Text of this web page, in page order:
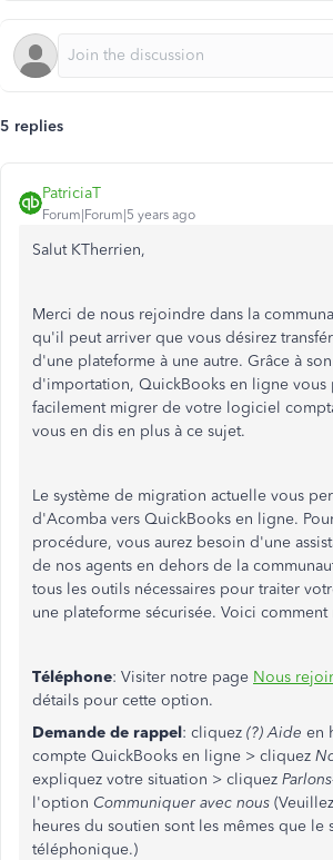
5 replies
PatriciaT
Forum|Forum|5 years ago
Salut KTherrien,
Merci de nous rejoindre dans la
qu'il peut arriver que vous désirez
d'une plateforme à une autre. Grâce à
d'importation, QuickBooks en ligne vous
facilement migrer de votre logiciel
vous en dis en plus à ce sujet.
Le système de migration actuelle vous
d'Acomba vers QuickBooks en ligne.
procédure, vous aurez besoin d'une
de nos agents en dehors de la
tous les outils nécessaires pour traiter
une plateforme sécurisée. Voici
Téléphone: Visiter notre page Nous
détails pour cette option.
Demande de rappel: cliquez (?) Aide en
compte QuickBooks en ligne > cliquez
expliquez votre situation > cliquez
l'option Communiquer avec nous
heures du soutien sont les mêmes que le
téléphonique.)